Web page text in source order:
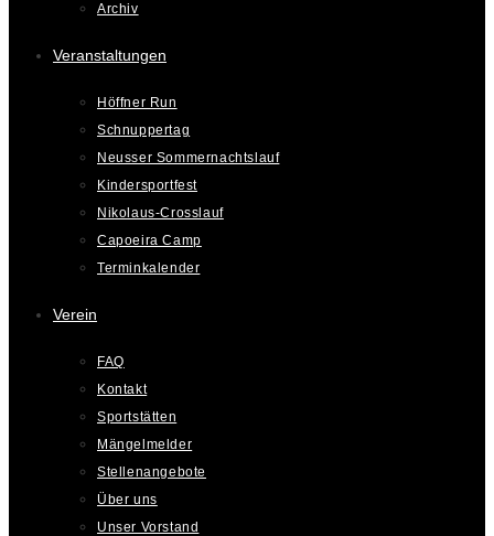
Archiv
Veranstaltungen
Höffner Run
Schnuppertag
Neusser Sommernachtslauf
Kindersportfest
Nikolaus-Crosslauf
Capoeira Camp
Terminkalender
Verein
FAQ
Kontakt
Sportstätten
Mängelmelder
Stellenangebote
Über uns
Unser Vorstand